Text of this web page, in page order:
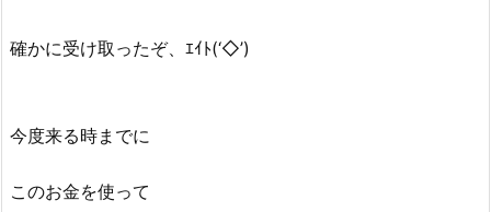
確かに受け取ったぞ、ｴｲﾄ(‘◇’)ゞ
今度来る時までに
このお金を使って